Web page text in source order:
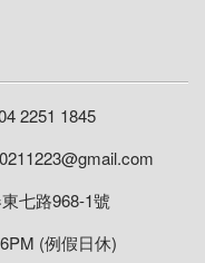
2251 1845
七路968-1號
(例假日休)